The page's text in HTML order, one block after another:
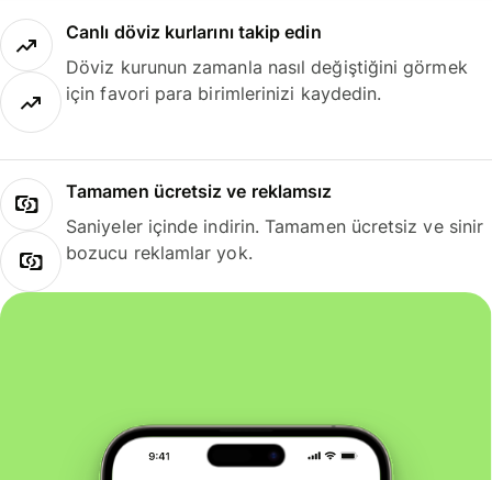
Canlı döviz kurlarını takip edin
Döviz kurunun zamanla nasıl değiştiğini görmek
için favori para birimlerinizi kaydedin.
Tamamen ücretsiz ve reklamsız
Saniyeler içinde indirin. Tamamen ücretsiz ve sinir
bozucu reklamlar yok.